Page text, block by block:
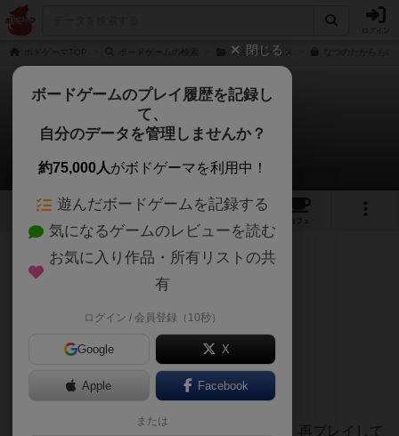
ノミのサーカス
なつのたからもの
おとんさんのレビュー
8 2 19
カフェ
210名 0名 2 約1年前
ご指摘があり、再プレイ予定
ルールを誤解しておりました。
レビューとしては不適切でしたので、後日、再プレイして
閉じる
ボードゲームのプレイ履歴を記録し
て、
自分のデータを管理しませんか？
約75,000人がボドゲーマを利用中！
遊んだボードゲームを記録する
気になるゲームのレビューを読む
お気に入り作品・所有リストの共
有
ログイン / 会員登録（10秒）
Google X
Apple Facebook
または